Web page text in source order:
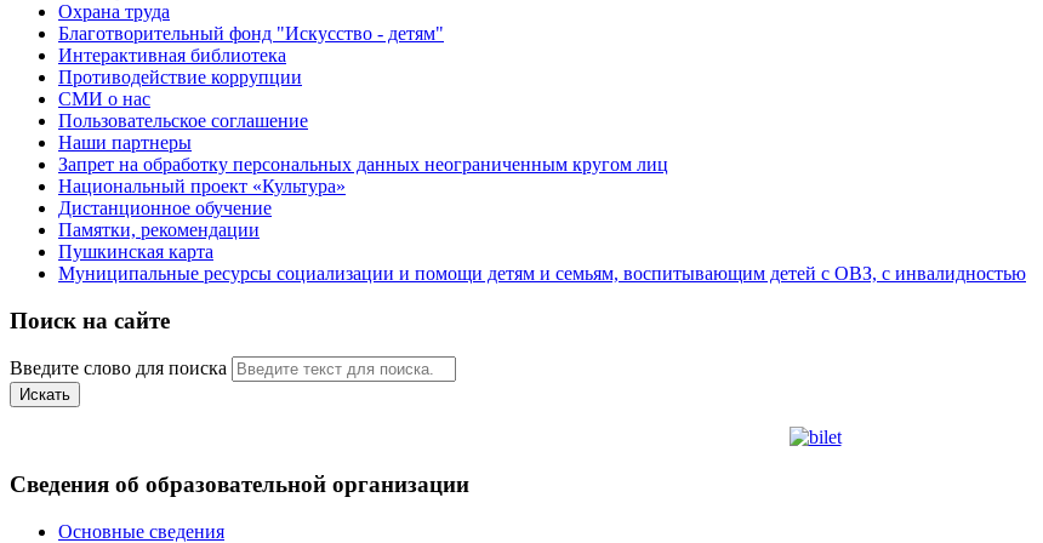
Охрана труда
Благотворительный фонд "Искусство - детям"
Интерактивная библиотека
Противодействие коррупции
СМИ о нас
Пользовательское соглашение
Наши партнеры
Запрет на обработку персональных данных неограниченным кругом лиц
Национальный проект «Культура»
Дистанционное обучение
Памятки, рекомендации
Пушкинская карта
Муниципальные ресурсы социализации и помощи детям и семьям, воспитывающим детей с ОВЗ, с инвалидностью
Поиск на сайте
Введите слово для поиска
Искать
Сведения об образовательной организации
Основные сведения